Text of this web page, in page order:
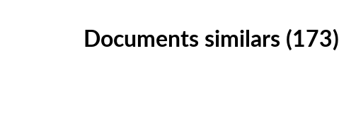
Documents similars (173)